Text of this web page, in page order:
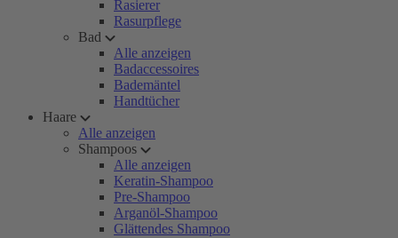
Rasierer
Rasurpflege
Bad
Alle anzeigen
Badaccessoires
Bademäntel
Handtücher
Haare
Alle anzeigen
Shampoos
Alle anzeigen
Keratin-Shampoo
Pre-Shampoo
Arganöl-Shampoo
Glättendes Shampoo